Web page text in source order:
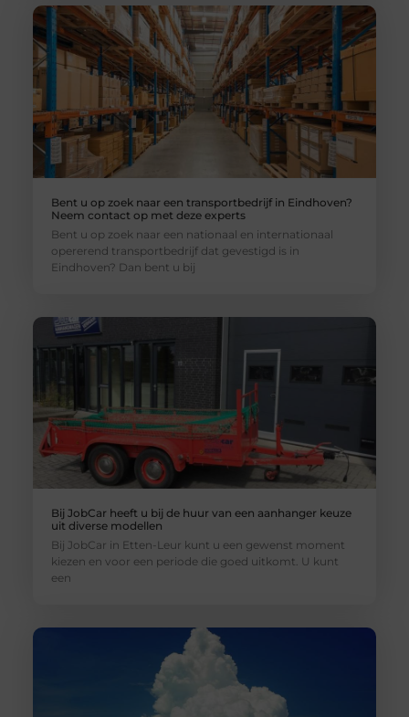
Bent u op zoek naar een transportbedrijf in Eindhoven?
Neem contact op met deze experts
Bent u op zoek naar een nationaal en internationaal
opererend transportbedrijf dat gevestigd is in
Eindhoven? Dan bent u bij
Bij JobCar heeft u bij de huur van een aanhanger keuze
uit diverse modellen
Bij JobCar in Etten-Leur kunt u een gewenst moment
kiezen en voor een periode die goed uitkomt. U kunt
een